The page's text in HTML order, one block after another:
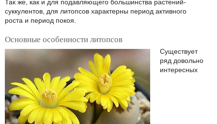
Так же, как и для подавляющего большинства растений-
суккулентов, для литопсов характерны период активного
роста и период покоя.
Основные особенности литопсов
Существует
ряд довольно
интересных